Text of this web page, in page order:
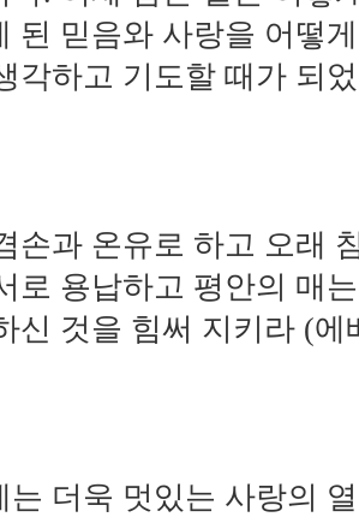
된 믿음와 사랑을 어떻
각하고 기도할 때가 되
손과 온유로 하고 오래
로 용납하고 평안의 매
신 것을 힘써 지키라 (에
는 더욱 멋있는 사랑의